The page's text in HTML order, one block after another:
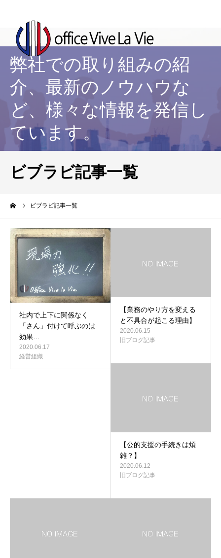
弊社での取り組みの紹
介、最新のノウハウな
ど、様々な情報を発信し
ています。
ビブラビ記事一覧
ビブラビ記事一覧
社内で上下に関係なく
「さん」付けて呼ぶのは
効果…
2020.06.17
経営組織
【業務のやり方を変える
と不具合が起こる理由】
2020.06.15
旧ブログ記事
【公的支援の手続きは煩
雑？】
2020.06.12
旧ブログ記事